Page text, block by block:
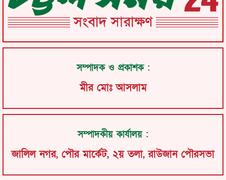
সম্পাদক ও প্রকাশক :
মীর মোঃ আসলাম
সম্পাদকীয় কার্যালয় :
জালিল নগর, পৌর মার্কেট, ২য় তলা, রাউজান পৌরসভা